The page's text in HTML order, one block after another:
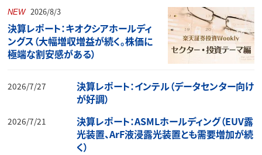
NEW 2026/8/3
決算レポート：キオクシアホールディ
ングス（大幅増収増益が続く。株価に
極端な割安感がある）
2026/7/27
決算レポート：インテル（データセンター向け
が好調）
2026/7/21
決算レポート：ASMLホールディング（EUV露
光装置、ArF液浸露光装置とも需要増加が続
く）